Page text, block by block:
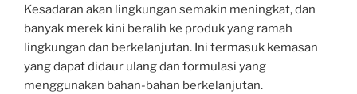
Kesadaran akan lingkungan semakin meningkat, dan
banyak merek kini beralih ke produk yang ramah
lingkungan dan berkelanjutan. Ini termasuk kemasan
yang dapat didaur ulang dan formulasi yang
menggunakan bahan-bahan berkelanjutan.